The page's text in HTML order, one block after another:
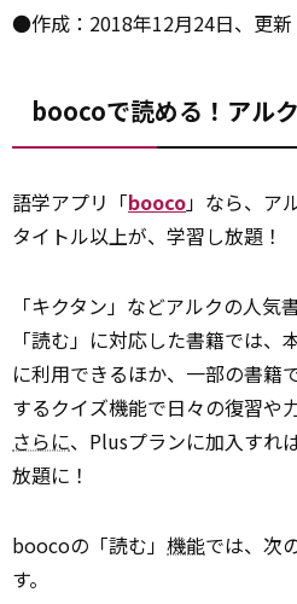
●作成：2018年12月24日、更新
boocoで読める！アル
語学アプリ「booco」なら、ア
タイトル以上が、学習し放題！
「キクタン」などアルクの人気
「読む」に対応した書籍では
に利用できるほか、一部の書籍
するクイズ機能で日々の復習や
さらに、Plusプランに加入すれ
放題に！
boocoの「読む」 機能では、次
す。